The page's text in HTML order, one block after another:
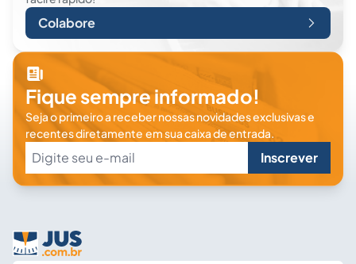
Colabore
Fique sempre informado!
Seja o primeiro a receber nossas novidades exclusivas e
recentes diretamente em sua caixa de entrada.
Inscrever